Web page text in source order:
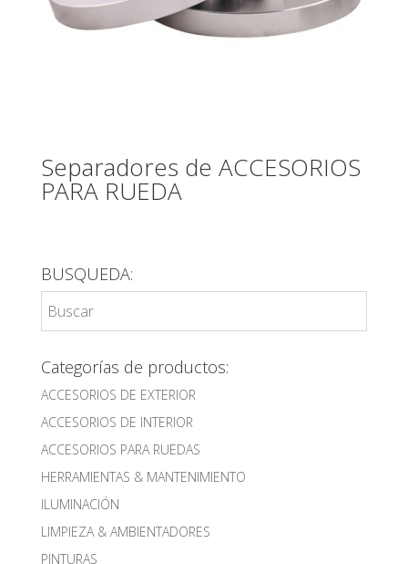
Separadores de ACCESORIOS
PARA RUEDA
BUSQUEDA:
Categorías de productos:
ACCESORIOS DE EXTERIOR
ACCESORIOS DE INTERIOR
ACCESORIOS PARA RUEDAS
HERRAMIENTAS & MANTENIMIENTO
ILUMINACIÓN
LIMPIEZA & AMBIENTADORES
PINTURAS